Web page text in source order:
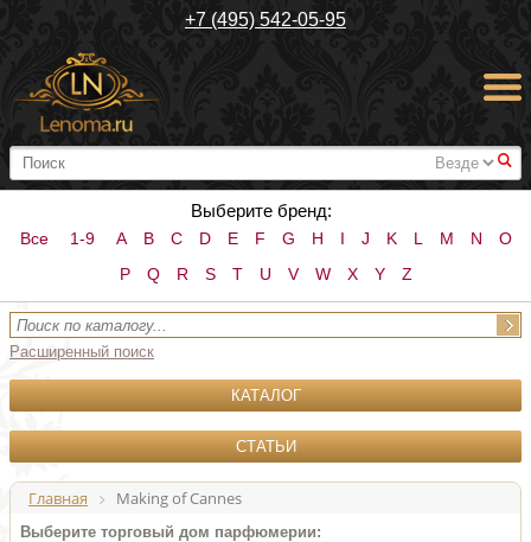
+7 (495) 542-05-95
#
Выберите бренд:
Все 1-9 A B C D E F G H I J K L M N
O
P
Q R S T U V W X Y Z
Расширенный поиск
КАТАЛОГ
СТАТЬИ
Главная Making of Cannes
Выберите торговый дом парфюмерии: